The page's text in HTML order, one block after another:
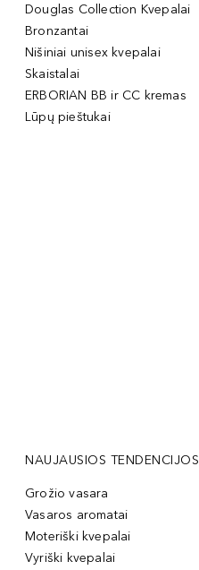
Douglas Collection Kvepalai
Bronzantai
Nišiniai unisex kvepalai
Skaistalai
ERBORIAN BB ir CC kremas
Lūpų pieštukai
NAUJAUSIOS TENDENCIJOS
Grožio vasara
Vasaros aromatai
Moteriški kvepalai
Vyriški kvepalai